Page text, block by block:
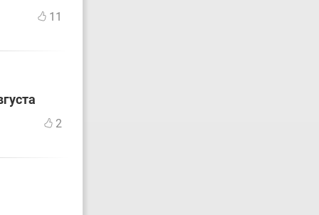
11
2